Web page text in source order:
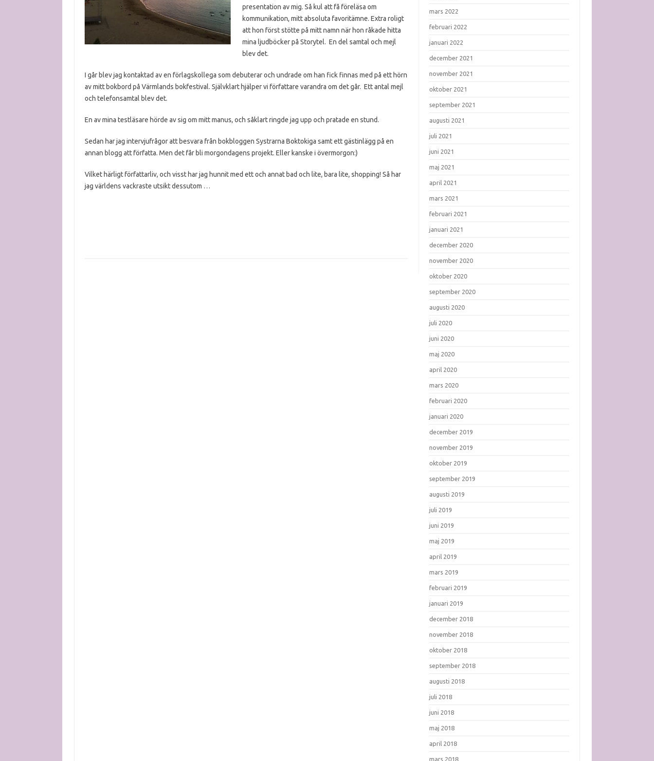
presentation av mig. Så kul att få föreläsa om
kommunikation, mitt absoluta favoritämne. Extra roligt
att hon först stötte på mitt namn när hon råkade hitta
mina ljudböcker på Storytel. En del samtal och mejl
blev det.
I går blev jag kontaktad av en förlagskollega som debuterar och undrade om han fick finnas med på ett hörn
av mitt bokbord på Värmlands bokfestival. Självklart hjälper vi författare varandra om det går. Ett antal mejl
och telefonsamtal blev det.
En av mina testläsare hörde av sig om mitt manus, och såklart ringde jag upp och pratade en stund.
Sedan har jag intervjufrågor att besvara från bokbloggen Systrarna Boktokiga samt ett gästinlägg på en
annan blogg att författa. Men det får bli morgondagens projekt. Eller kanske i övermorgon:)
Vilket härligt författarliv, och visst har jag hunnit med ett och annat bad och lite, bara lite, shopping! Så har
jag världens vackraste utsikt dessutom …
mars 2022
februari 2022
januari 2022
december 2021
november 2021
oktober 2021
september 2021
augusti 2021
juli 2021
juni 2021
maj 2021
april 2021
mars 2021
februari 2021
januari 2021
december 2020
november 2020
oktober 2020
september 2020
augusti 2020
juli 2020
juni 2020
maj 2020
april 2020
mars 2020
februari 2020
januari 2020
december 2019
november 2019
oktober 2019
september 2019
augusti 2019
juli 2019
juni 2019
maj 2019
april 2019
mars 2019
februari 2019
januari 2019
december 2018
november 2018
oktober 2018
september 2018
augusti 2018
juli 2018
juni 2018
maj 2018
april 2018
mars 2018